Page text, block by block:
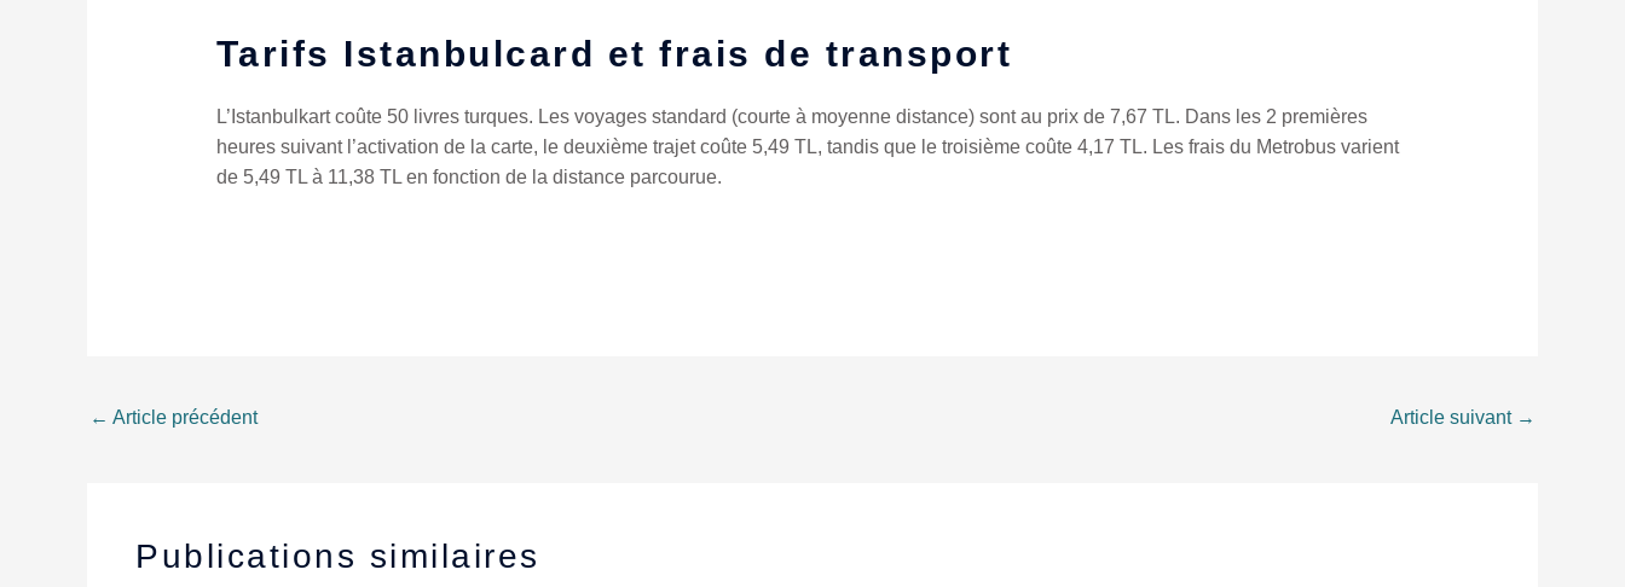
Tarifs Istanbulcard et frais de transport
L’Istanbulkart coûte 50 livres turques. Les voyages standard (courte à moyenne distance) sont au prix de 7,67 TL. Dans les 2 premières
heures suivant l’activation de la carte, le deuxième trajet coûte 5,49 TL, tandis que le troisième coûte 4,17 TL. Les frais du Metrobus varient
de 5,49 TL à 11,38 TL en fonction de la distance parcourue.
← Article précédent Article suivant →
Publications similaires